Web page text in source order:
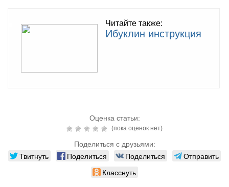
Читайте также:
Ибуклин инструкция
Оценка статьи:
(пока оценок нет)
Поделиться с друзьями:
Твитнуть Поделиться Поделиться
Отправить
Класснуть